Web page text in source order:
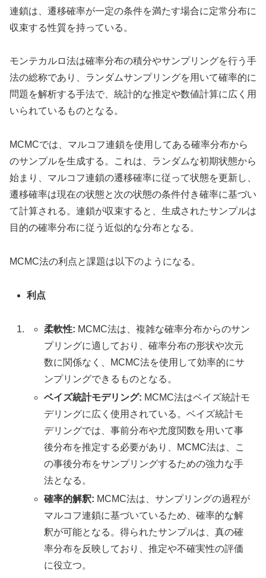
連鎖は、遷移確率が一定の条件を満たす場合に定常分布に
収束する性質を持っている。
モンテカルロ法は確率分布の積分やサンプリングを行う手
法の総称であり、ランダムサンプリングを用いて確率的に
問題を解析する手法で、統計的な推定や数値計算に広く用
いられているものとなる。
MCMCでは、マルコフ連鎖を使用してある確率分布から
のサンプルを生成する。これは、ランダムな初期状態から
始まり、マルコフ連鎖の遷移確率に従って状態を更新し、
遷移確率は現在の状態と次の状態の条件付き確率に基づい
て計算される。連鎖が収束すると、生成されたサンプルは
目的の確率分布に従う近似的な分布となる。
MCMC法の利点と課題は以下のようになる。
利点
柔軟性: MCMC法は、複雑な確率分布からのサン
プリングに適しており、確率分布の形状や次元
数に関係なく、MCMC法を使用して効率的にサ
ンプリングできるものとなる。
ベイズ統計モデリング: MCMC法はベイズ統計モ
デリングに広く使用されている。ベイズ統計モ
デリングでは、事前分布や尤度関数を用いて事
後分布を推定する必要があり、MCMC法は、こ
の事後分布をサンプリングするための強力な手
法となる。
確率的解釈: MCMC法は、サンプリングの過程が
マルコフ連鎖に基づいているため、確率的な解
釈が可能となる。得られたサンプルは、真の確
率分布を反映しており、推定や不確実性の評価
に役立つ。